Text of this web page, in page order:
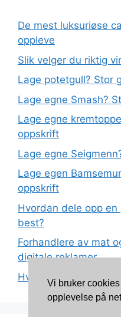
De mest luksuriøse
oppleve
Slik velger du riktig
Lage potetgull? Stor
Lage egne Smash?
Lage egne
oppskrift
Lage egne
Lage egen
oppskrift
Hvordan dele opp
best?
Forhandlere av mat
digitale reklamer
Hva betyr det at
Vi bruker
opplevelse på